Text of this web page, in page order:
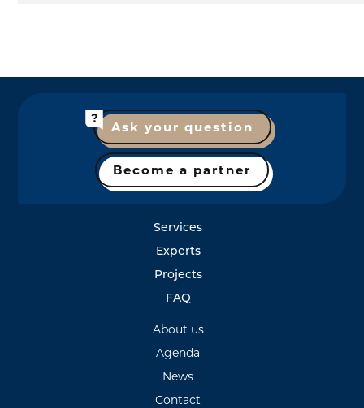
Services
Experts
Projects
FAQ
About us
Agenda
News
Contact
Ask your question
Become a partner